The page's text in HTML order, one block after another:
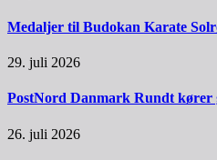
Medaljer til Budokan Karate
29. juli 2026
PostNord Danmark Rundt kører
26. juli 2026